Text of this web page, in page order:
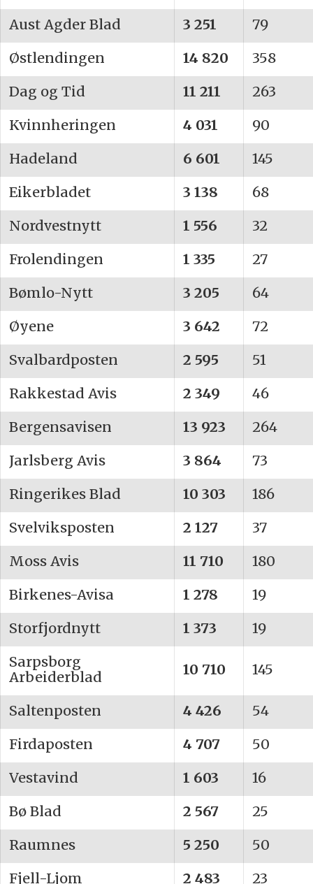
Aust Agder Blad
3 251
79
Østlendingen
14 820
358
Dag og Tid
11 211
263
Kvinnheringen
4 031
90
Hadeland
6 601
145
Eikerbladet
3 138
68
Nordvestnytt
1 556
32
Frolendingen
1 335
27
Bømlo-Nytt
3 205
64
Øyene
3 642
72
Svalbardposten
2 595
51
Rakkestad Avis
2 349
46
Bergensavisen
13 923
264
Jarlsberg Avis
3 864
73
Ringerikes Blad
10 303
186
Svelviksposten
2 127
37
Moss Avis
11 710
180
Birkenes-Avisa
1 278
19
Storfjordnytt
1 373
19
Sarpsborg
Arbeiderblad
10 710 145
Saltenposten 4 426
54
Firdaposten
4 707
50
Vestavind
1 603
16
Bø Blad
2 567
25
Raumnes
5 250
50
Fjell-Ljom
2 483 23